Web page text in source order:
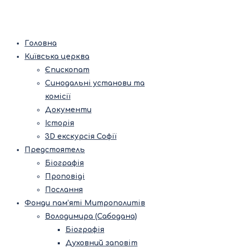
Головна
Київська церква
Єпископат
Синодальні установи та
комісії
Документи
Історія
3D екскурсія Софії
Предстоятель
Біографія
Проповіді
Послання
Фонди пам’яті Митрополитів
Володимира (Сабодана)
Біографія
Духовний заповіт